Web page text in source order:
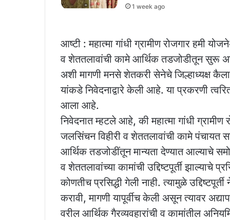
1 week ago
आष्टी : महात्मा गांधी ग्रामीण रोजगार हमी
व शेततलावांची कामे आर्थिक तडजोडीतून सुरू
अशी मागणी मनसे शेतकरी सेनेचे जिल्हाध्यक्ष
यांकडे निवेदनाद्वारे केली आहे. या प्रकरणी
आला आहे.
निवेदनात म्हटले आहे, की महात्मा गांधी
जलसिंचन विहीरी व शेततलावांची कामे पंचायत
आर्थिक तडजोडींतून मान्यता देण्यात आल्याचे
व शेततलावांच्या कामांची उद्दिष्टपूर्ती झाल्याचे
कोणतीच प्रसिद्धी गेली नाही. त्यामुळे
करावी, मागणी यापूर्वीच केली असून त्यावर
वरील आर्थिक गैरव्यवहारांची व कामांतील